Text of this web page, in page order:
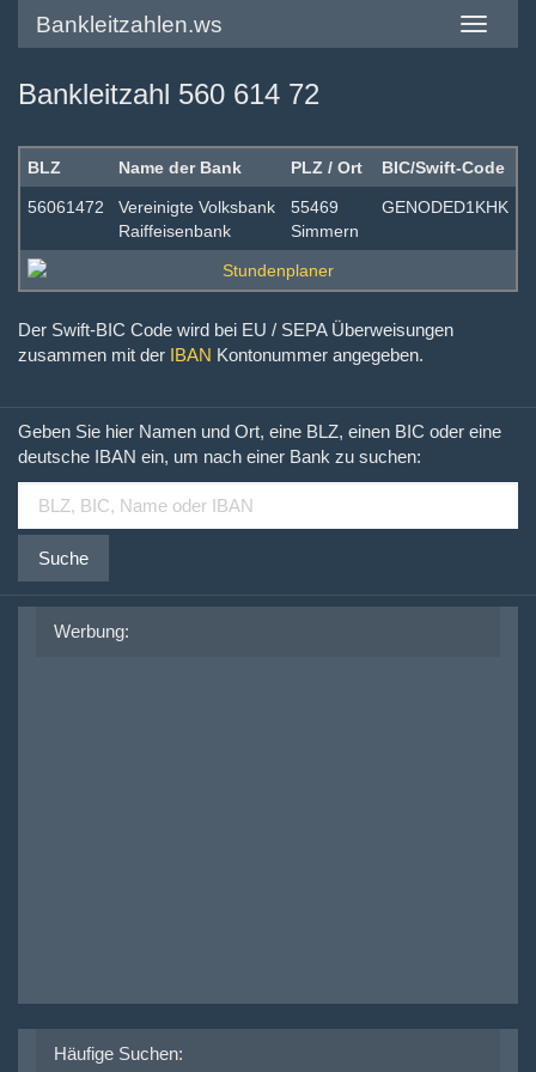
Toggle
Bankleitzahlen.ws
Bankleitzahl 560 614 72
BLZ Name der Bank PLZ / Ort BIC/Swift-Code
56061472
Vereinigte Volksbank
Raiffeisenbank
55469
Simmern
GENODED1KHK
Der Swift-BIC Code wird bei EU / SEPA Überweisungen
zusammen mit der IBAN Kontonummer angegeben.
Geben Sie hier Namen und Ort, eine BLZ, einen BIC oder eine
deutsche IBAN ein, um nach einer Bank zu suchen:
Suche
Werbung:
Häufige Suchen: